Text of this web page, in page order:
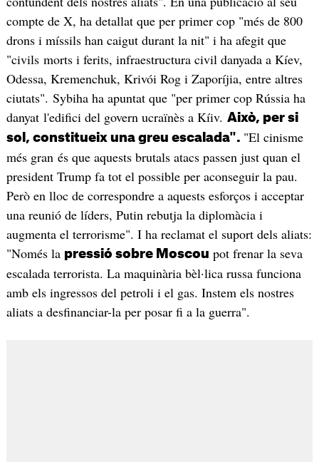
compte de X, ha detallat que per primer cop "més de 800
drons i míssils han caigut durant la nit" i ha afegit que
"civils morts i ferits, infraestructura civil danyada a Kíev,
Odessa, Kremenchuk, Krivói Rog i Zaporíjia, entre altres
ciutats". Sybiha ha apuntat que "per primer cop Rússia ha
danyat l'edifici del govern ucraïnès a Kíiv. Això, per si
sol, constitueix una greu escalada". "El cinisme
més gran és que aquests brutals atacs passen just quan el
president Trump fa tot el possible per aconseguir la pau.
Però en lloc de correspondre a aquests esforços i acceptar
una reunió de líders, Putin rebutja la diplomàcia i
augmenta el terrorisme". I ha reclamat el suport dels aliats:
"Només la pressió sobre Moscou pot frenar la seva
escalada terrorista. La maquinària bèl·lica russa funciona
amb els ingressos del petroli i el gas. Instem els nostres
aliats a desfinanciar-la per posar fi a la guerra".